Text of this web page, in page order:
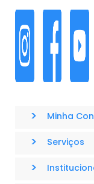
> Minha
> Serviços
>